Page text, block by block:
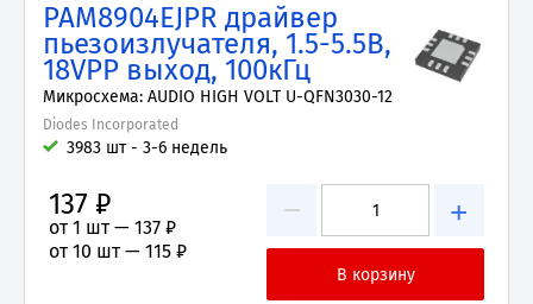
PAM8904EJPR драйвер
пьезоизлучателя, 1.5-5.5В,
18VPP выход, 100кГц
Микросхема: AUDIO HIGH VOLT U-QFN3030-12
Diodes Incorporated
3983 шт - 3-6 недель
− +
137 ₽
от 1 шт — 137 ₽
от 10 шт — 115 ₽